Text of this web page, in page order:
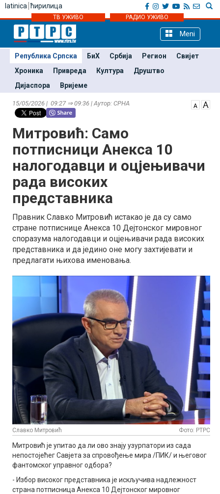
latinica ћирилица
ТВ УЖИВО РАДИО УЖИВО
Meni
Република Српска БиХ Србија Регион
Свијет
Хроника
Привреда Култура
Друштво
Дијаспора
Вријеме
15/05/2026 | 09:27 ⇒ 09:36 | Аутор: СРНА
Митровић: Само
потписници Анекса 10
налогодавци и оцјењивачи
рада високих
представника
Правник Славко Митровић истакао је да су само
стране потписнице Анекса 10 Дејтонског мировног
споразума налогодавци и оцјењивачи рада високих
представника и да једино оне могу захтијевати и
предлагати њихова именовања.
Славко Митровић Фото: РТРС
Митровић је упитао да ли ово знају узурпатори из сада
непостојећег Савјета за спровођење мира /ПИК/ и његовог
фантомског управног одбора?
- Избор високог представника је искључива надлежност
страна потписница Анекса 10 Дејтонског мировног